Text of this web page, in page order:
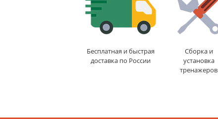
Бесплатная и быстрая
доставка по России
Сборка и
установка
тренажеров